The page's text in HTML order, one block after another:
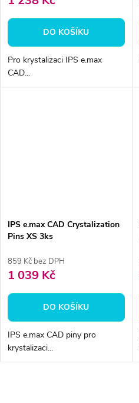
DO KOŠÍKU
Pro krystalizaci IPS e.max
CAD...
IPS e.max CAD Crystalization
Pins XS 3ks
859 Kč bez DPH
1 039 Kč
DO KOŠÍKU
IPS e.max CAD piny pro
krystalizaci...